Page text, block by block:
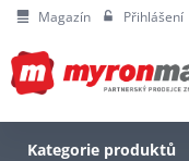
Magazín Přihlášení
Kategorie produktů